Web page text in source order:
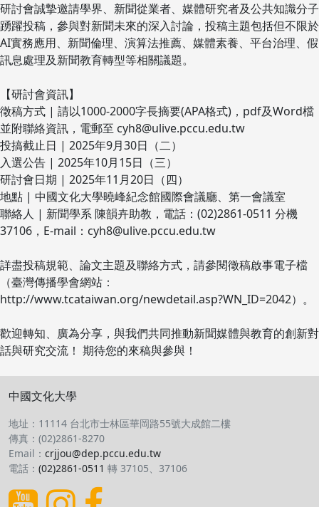
研討會誠摯邀請學界、新聞從業者、媒體研究者及公共知識分子
踴躍投稿，參與對新聞未來的深入討論，投稿主題包括但不限於
AI實務應用、新聞倫理、演算法推薦、媒體素養、平台治理、假
訊息處理及新聞教育轉型等相關議題。
【研討會資訊】
徵稿方式 | 請以1000-2000字長摘要(APA格式)，pdf及Word檔
並附聯絡資訊，電郵至 cyh8@ulive.pccu.edu.tw
投搞截止日 | 2025年9月30日（二）
入選公告 | 2025年10月15日（三）
研討會日期 | 2025年11月20日（四）
地點 | 中國文化大學曉峰紀念館國際會議廳、第一會議室
聯絡人 | 新聞學系 陳韻卉助教，電話：(02)2861-0511 分機
37106，E-mail：cyh8@ulive.pccu.edu.tw
詳盡投稿規範、論文主題及聯絡方式，請參閱徵稿啟事電子檔
（臺灣傳播學會網站：
http://www.tcataiwan.org/newdetail.asp?WN_ID=2042）。
歡迎轉知、廣為分享，與我們共同推動新聞媒體與教育的創新對
話與研究交流！ 期待您的來稿與參與！
中國文化大學
地址：11114 台北市士林區華岡路55號大成館二樓
傳真：(02)2861-8270
Email： crjjou@dep.pccu.edu.tw
電話： (02)2861-0511 轉 37105、37106